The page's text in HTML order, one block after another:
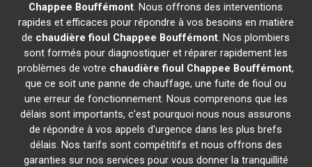
Chappee Bouffémont. Nous offrons des interventions
rapides et efficaces pour répondre à vos besoins en matière
de chaudière fioul Chappee Bouffémont. Nos plombiers
sont formés pour diagnostiquer et réparer rapidement les
problèmes de votre chaudière fioul Chappee Bouffémont,
que ce soit une panne de chauffage, une fuite de fioul ou
une erreur de fonctionnement. Nous comprenons que les
délais sont importants, c'est pourquoi nous nous assurons
de répondre à vos appels d'urgence dans les plus brefs
délais. Nos tarifs sont compétitifs et nous offrons des
garanties sur nos services pour vous donner la tranquillité